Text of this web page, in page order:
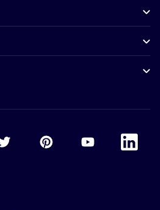
Accor TwitterAccor PinterestAccor Youtube
Accor